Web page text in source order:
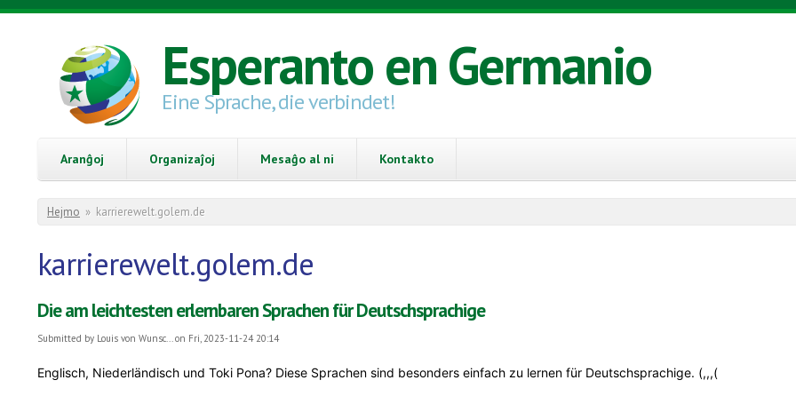
Skip to main content
Esperanto en Germanio
Eine Sprache, die verbindet!
Aranĝoj Organizaĵoj Mesaĝo al ni Kontakto
You are here
Hejmo » karrierewelt.golem.de
karrierewelt.golem.de
Die am leichtesten erlernbaren Sprachen für Deutschsprachige
Submitted by Louis von Wunsc...on Fri, 2023-11-24 20:14
Englisch, Niederländisch und Toki Pona? Diese Sprachen sind besonders einfach zu lernen für Deutschsprachige. (,,,(